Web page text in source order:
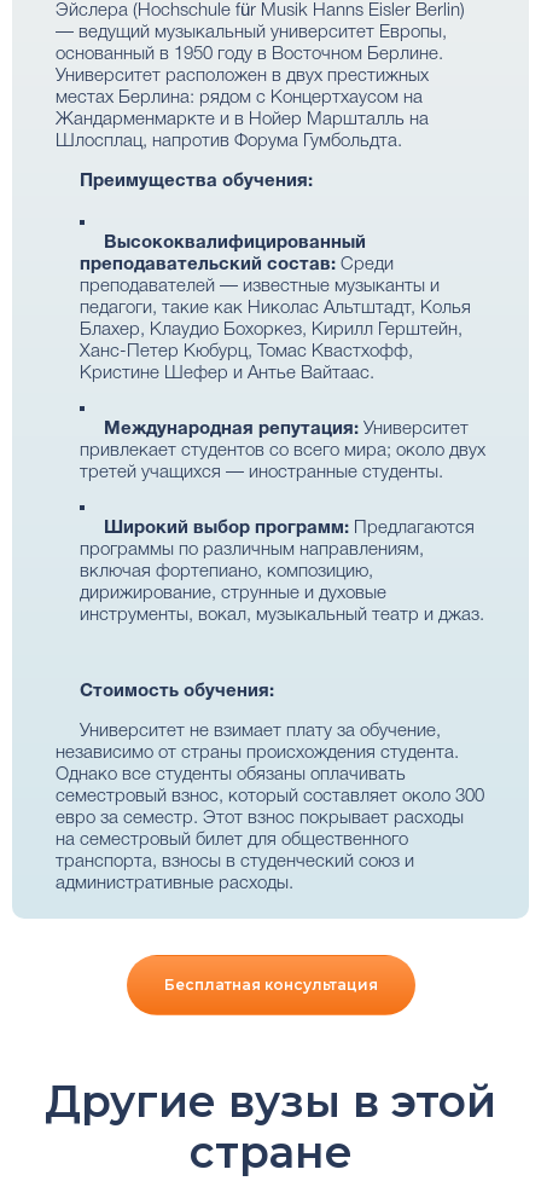
Эйслера (Hochschule für Musik Hanns Eisler Berlin)
— ведущий музыкальный университет Европы,
основанный в 1950 году в Восточном Берлине.
Университет расположен в двух престижных
местах Берлина: рядом с Концертхаусом на
Жандарменмаркте и в Нойер Маршталль на
Шлосплац, напротив Форума Гумбольдта.
Преимущества обучения:
Высококвалифицированный
преподавательский состав: Среди
преподавателей — известные музыканты и
педагоги, такие как Николас Альтштадт, Колья
Блахер, Клаудио Бохоркез, Кирилл Герштейн,
Ханс-Петер Кюбурц, Томас Квастхофф,
Кристине Шефер и Антье Вайтаас.
Международная репутация: Университет
привлекает студентов со всего мира; около двух
третей учащихся — иностранные студенты.
Широкий выбор программ: Предлагаются
программы по различным направлениям,
включая фортепиано, композицию,
дирижирование, струнные и духовые
инструменты, вокал, музыкальный театр и джаз.
Стоимость обучения:
Университет не взимает плату за обучение,
независимо от страны происхождения студента.
Однако все студенты обязаны оплачивать
семестровый взнос, который составляет около 300
евро за семестр. Этот взнос покрывает расходы
на семестровый билет для общественного
транспорта, взносы в студенческий союз и
административные расходы.
Бесплатная консультация
Другие вузы в этой
стране